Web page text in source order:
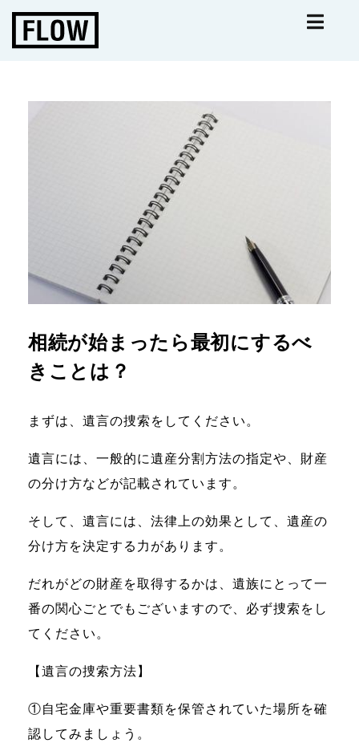
相続が始まったら最初にするべ
きことは？
まずは、遺言の捜索をしてください。
遺言には、一般的に遺産分割方法の指定や、財産
の分け方などが記載されています。
そして、遺言には、法律上の効果として、遺産の
分け方を決定する力があります。
だれがどの財産を取得するかは、遺族にとって一
番の関心ごとでもございますので、必ず捜索をし
てください。
【遺言の捜索方法】
①自宅金庫や重要書類を保管されていた場所を確
認してみましょう。